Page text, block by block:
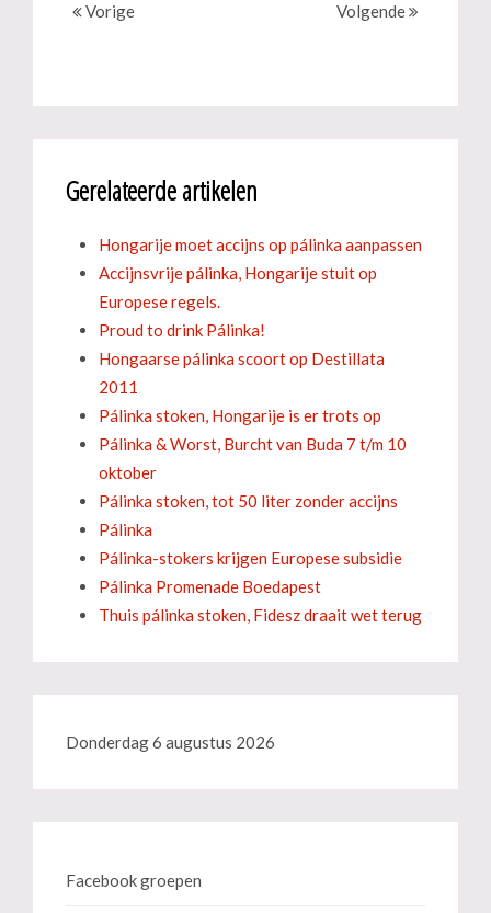
Vorige Volgende
Gerelateerde artikelen
Hongarije moet accijns op pálinka aanpassen
Accijnsvrije pálinka, Hongarije stuit op
Europese regels.
Proud to drink Pálinka!
Hongaarse pálinka scoort op Destillata
2011
Pálinka stoken, Hongarije is er trots op
Pálinka & Worst, Burcht van Buda 7 t/m 10
oktober
Pálinka stoken, tot 50 liter zonder accijns
Pálinka
Pálinka-stokers krijgen Europese subsidie
Pálinka Promenade Boedapest
Thuis pálinka stoken, Fidesz draait wet terug
Donderdag 6 augustus 2026
Facebook groepen